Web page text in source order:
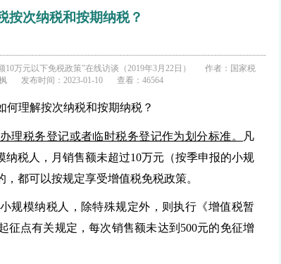
按次纳税和按期纳税？
万元以下免税政策”在线访谈（2019年3月22日）
作者：国家税
发布时间：2023-01-10 查看：46564
何理解按次纳税和按期纳税？
理税务登记或者临时税务登记作为划分标准。
凡
纳税人，月销售额未超过10万元（按季申报的小规
都可以按规定享受增值税免税政策。
规模纳税人，除特殊规定外，则执行《增值税暂
征点有关规定，每次销售额未达到 500元的免征增